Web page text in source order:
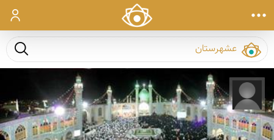
ورود
جست و
میثم گلشن آرانی